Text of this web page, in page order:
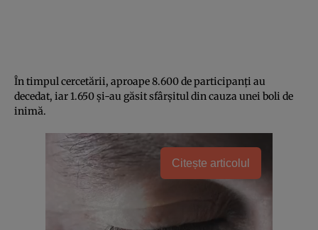
În timpul cercetării, aproape 8.600 de participanţi au
decedat, iar 1.650 şi-au găsit sfârşitul din cauza unei boli de
inimă.
Citește articolul